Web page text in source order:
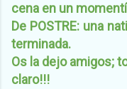
cena en un
De POSTRE: una
terminada.
Os la dejo amigos;
claro!!!